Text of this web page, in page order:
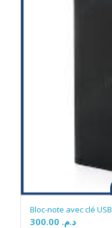
Bloc-note avec clé USB
د.م.